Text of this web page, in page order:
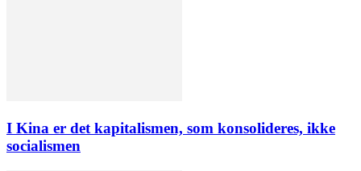
I Kina er det kapitalismen, som konsolideres, ikke
socialismen